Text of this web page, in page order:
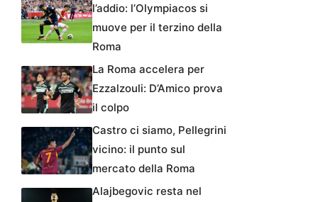
l’addio: l’Olympiacos si
muove per il terzino della
Roma
La Roma accelera per
Ezzalzouli: D’Amico prova
il colpo
Castro ci siamo, Pellegrini
vicino: il punto sul
mercato della Roma
Alajbegovic resta nel